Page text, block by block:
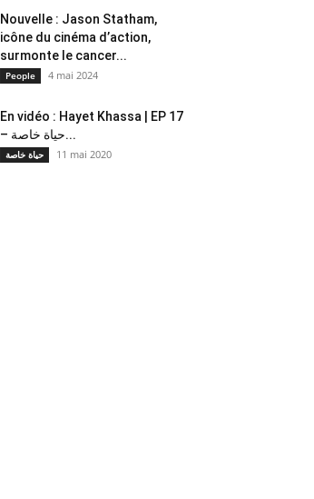
Nouvelle : Jason Statham,
icône du cinéma d’action,
surmonte le cancer...
People 4 mai 2024
En vidéo : Hayet Khassa | EP 17
– حياة خاصة...
حياة خاصة 11 mai 2020